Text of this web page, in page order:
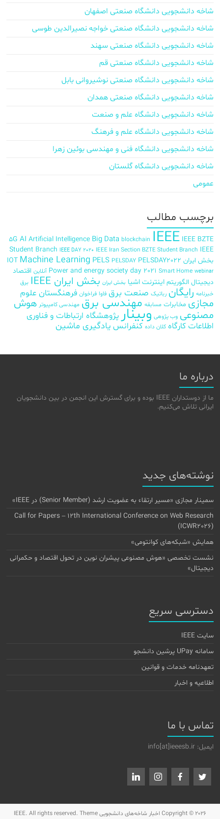
شاخه دانشجویی دانشگاه صنعتی اصفهان
شاخه دانشجویی دانشگاه صنعتی خواجه نصیرالدین طوسی
شاخه دانشجویی دانشگاه صنعتی سهند
شاخه دانشجویی دانشگاه صنعتی قم
شاخه دانشجویی دانشگاه صنعتی نوشیروانی بابل
شاخه دانشجویی دانشگاه صنعتی همدان
شاخه دانشجویی دانشگاه علم و صنعت
شاخه دانشجویی دانشگاه علم و فرهنگ
شاخه دانشجویی دانشگاه فنی و مهندسی بوئین زهرا
شاخه دانشجویی دانشگاه گلستان
عمومی
برچسب‌ مطالب
5G AI Artificial Intelligence Big Data blockchain IEEE IEEE BZTE
Student Branch IEEE DAY 2020 IEEE Iran Section BZTE Student Branch IEEE
بخش ایران
IOT Machine Learning PELS PELSDAY PELSDAY2022
Power and energy society day 2021 Smart Home webinar آنلاین اقتصاد
دیجیتال الگوریتم اینترنت اشیا بخش ایران بخش ایران IEEE
برق
خبرنامه رایگان رباتیک صنعت برق فاوا فراخوان فرهنگستان علوم
مجازی مخابرات مسابقه مهندسی برق مهندسی کامپیوتر هوش
مصنوعی وب پژوهی وبینارپژوهشگاه ارتباطات و فناوری
اطلاعات کارگاه کلان داده کنفرانس یادگیری ماشین
درباره ما
ما از دوستداران IEEE بوده و برای گسترش این انجمن در بین دانشجویان
ایرانی تلاش می‌کنیم.
نوشته‌های جدید
سمینار مجازی «مسیر ارتقاء به عضویت ارشد (Senior Member) در IEEE»
Call for Papers – 12th International Conference on Web Research
(ICWR2026)
همایش «شبکه‌های کوانتومی»
نشست تخصصی «هوش مصنوعی پیشران نوین در تحول اقتصاد و حکمرانی
دیجیتال»
دسترسی سریع
سایت IEEE
سامانه UPay پرشین دانشجو
تعهدنامه خدمات و قوانین
اطلاعیه و اخبار
تماس با ما
ایمیل: info[at]ieeesb.ir
Copyright © 2026 اخبار شاخه‌های دانشجویی IEEE. All rights reserved. Theme